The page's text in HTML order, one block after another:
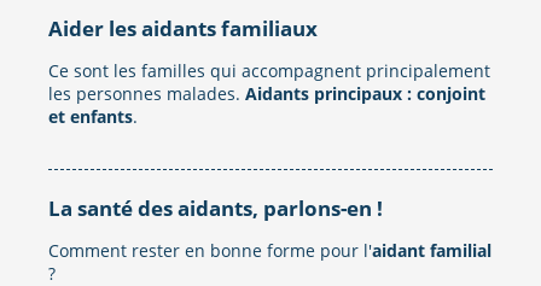
Aider les aidants familiaux
Ce sont les familles qui accompagnent principalement
les personnes malades. Aidants principaux : conjoint
et enfants.
La santé des aidants, parlons-en !
Comment rester en bonne forme pour l'aidant familial
?